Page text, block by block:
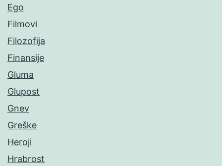
Ego
Filmovi
Filozofija
Finansije
Gluma
Glupost
Gnev
Greške
Heroji
Hrabrost